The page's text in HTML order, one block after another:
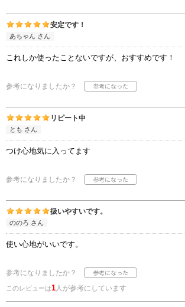
安定です！
あちゃん さん
これしか使ったことないですが、おすすめです！
参考になりましたか？
リピート中
とも さん
つけ心地気に入ってます
参考になりましたか？
扱いやすいです。
ののろ さん
使い心地がいいです。
参考になりましたか？
このレビューは1人が参考にしています